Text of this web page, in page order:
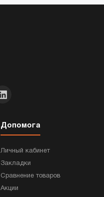
Допомога
Личный кабинет
Закладки
Сравнение товаров
Акции